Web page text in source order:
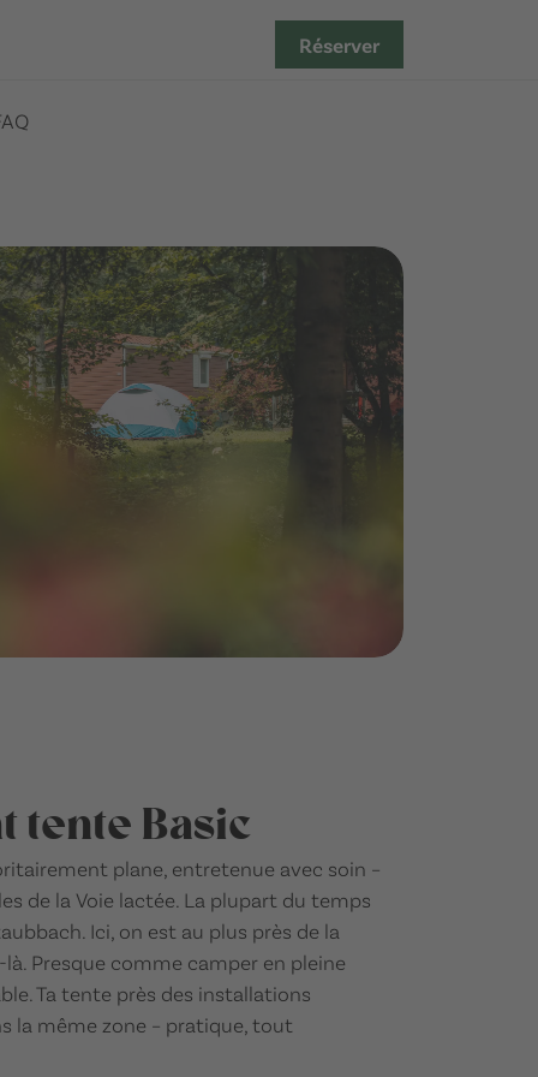
Réserver
tente Basic
plane, entretenue avec soin –
de la Voie lactée. La plupart du temps
Ici, on est au plus près de la
Presque comme camper en pleine
Ta tente près des installations
la même zone – pratique, tout